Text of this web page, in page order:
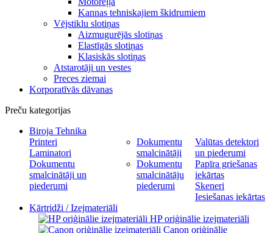
Kannas tehniskajiem škidrumiem
Vējstiklu slotiņas
Aizmugurējās slotiņas
Elastīgās slotiņas
Klasiskās slotiņas
Atstarotāji un vestes
Preces ziemai
Korporatīvās dāvanas
Preču kategorijas
Biroja Tehnika
Printeri
Laminatori
Dokumentu
smalcinātāji un
piederumi
Dokumentu
smalcinātāji
Dokumentu
smalcinātāju
piederumi
Valūtas detektori
un piederumi
Papīra griešanas
iekārtas
Skeneri
Iesiešanas iekārtas
Kārtridži / Izejmateriāli
HP oriģinālie izejmateriāli
Canon oriģinālie